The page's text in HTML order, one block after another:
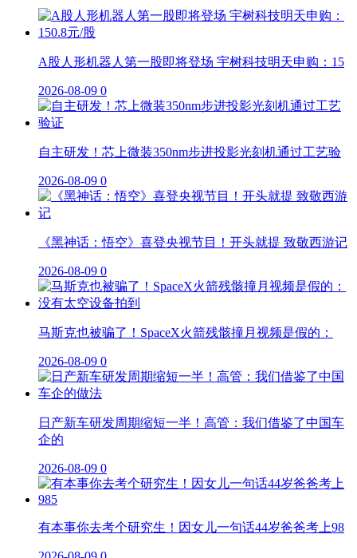
A股人形机器人第一股即将登场 宇树科技明天申购：15
2026-08-09 0
自主研发！芯上微装350nm步进投影光刻机通过工艺验
2026-08-09 0
《黑神话：悟空》喜登央视节目！开头就提 致敬西游记
2026-08-09 0
马斯克也被骗了！SpaceX火箭残骸撞月视频是假的：
2026-08-09 0
日产新车研发周期缩短一半！高管：我们借鉴了中国车
企的
2026-08-09 0
有本事你去考个研究生！因女儿一句话44岁爸爸考上98